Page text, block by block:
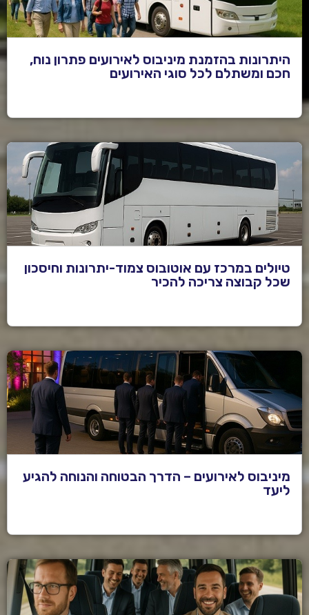
היתרונות בהזמנת מיניבוס לאירועים פתרון נוח,
חכם ומשתלם לכל סוגי האירועים
טיולים במרכז עם אוטובוס צמוד-יתרונות וחיסכון
שכל קבוצה צריכה להכיר
מיניבוס לאירועים – הדרך הבטוחה והנוחה להגיע
ליעד